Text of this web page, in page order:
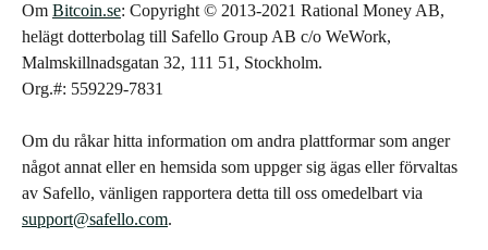
Om Bitcoin.se: Copyright © 2013-2021 Rational Money AB,
helägt dotterbolag till Safello Group AB c/o WeWork,
Malmskillnadsgatan 32, 111 51, Stockholm.
Org.#: 559229-7831
Om du råkar hitta information om andra plattformar som anger
något annat eller en hemsida som uppger sig ägas eller förvaltas
av Safello, vänligen rapportera detta till oss omedelbart via
support@safello.com.